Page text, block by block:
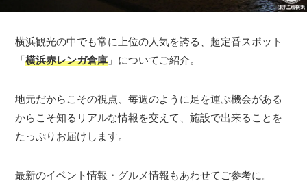
横浜観光の中でも常に上位の人気を誇る、超定番スポット
「横浜赤レンガ倉庫 」についてご紹介。
地元だからこその視点、毎週のように足を運ぶ機会がある
からこそ知るリアルな情報を交えて、施設で出来ることを
たっぷりお届けします。
最新のイベント情報・グルメ情報もあわせてご参考に。